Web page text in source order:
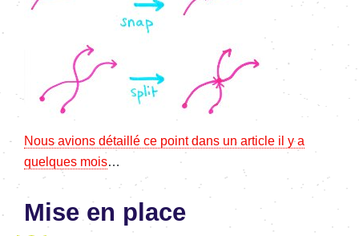
Nous avions détaillé ce point dans un article il y a
quelques mois…
Mise en place